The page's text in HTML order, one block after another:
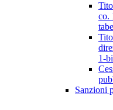
co.
1-
Sanzioni